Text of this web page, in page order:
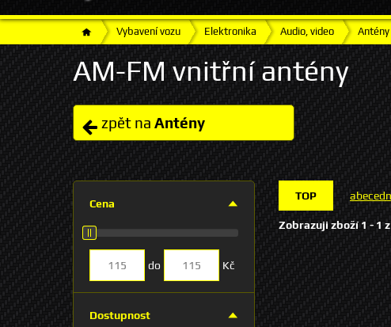
Vybavení vozu Elektronika Audio, video Antény
AM-FM vnitřní antény
zpět na Antény
Cena
do Kč
Dostupnost
TOP
Zobrazuji zboží 1 - 1 z